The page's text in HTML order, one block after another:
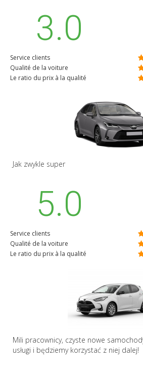
3.0
Service clients
Qualité de la voiture
Le ratio du prix à la qualité
Jak zwykle super
5.0
Service clients
Qualité de la voiture
Le ratio du prix à la qualité
Mili pracownicy, czyste nowe
usługi i będziemy korzystać z niej dalej!